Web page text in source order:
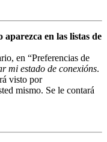
en las listas de
en “Preferencias de
mi estado de conexións.
visto por
mismo. Se le contará